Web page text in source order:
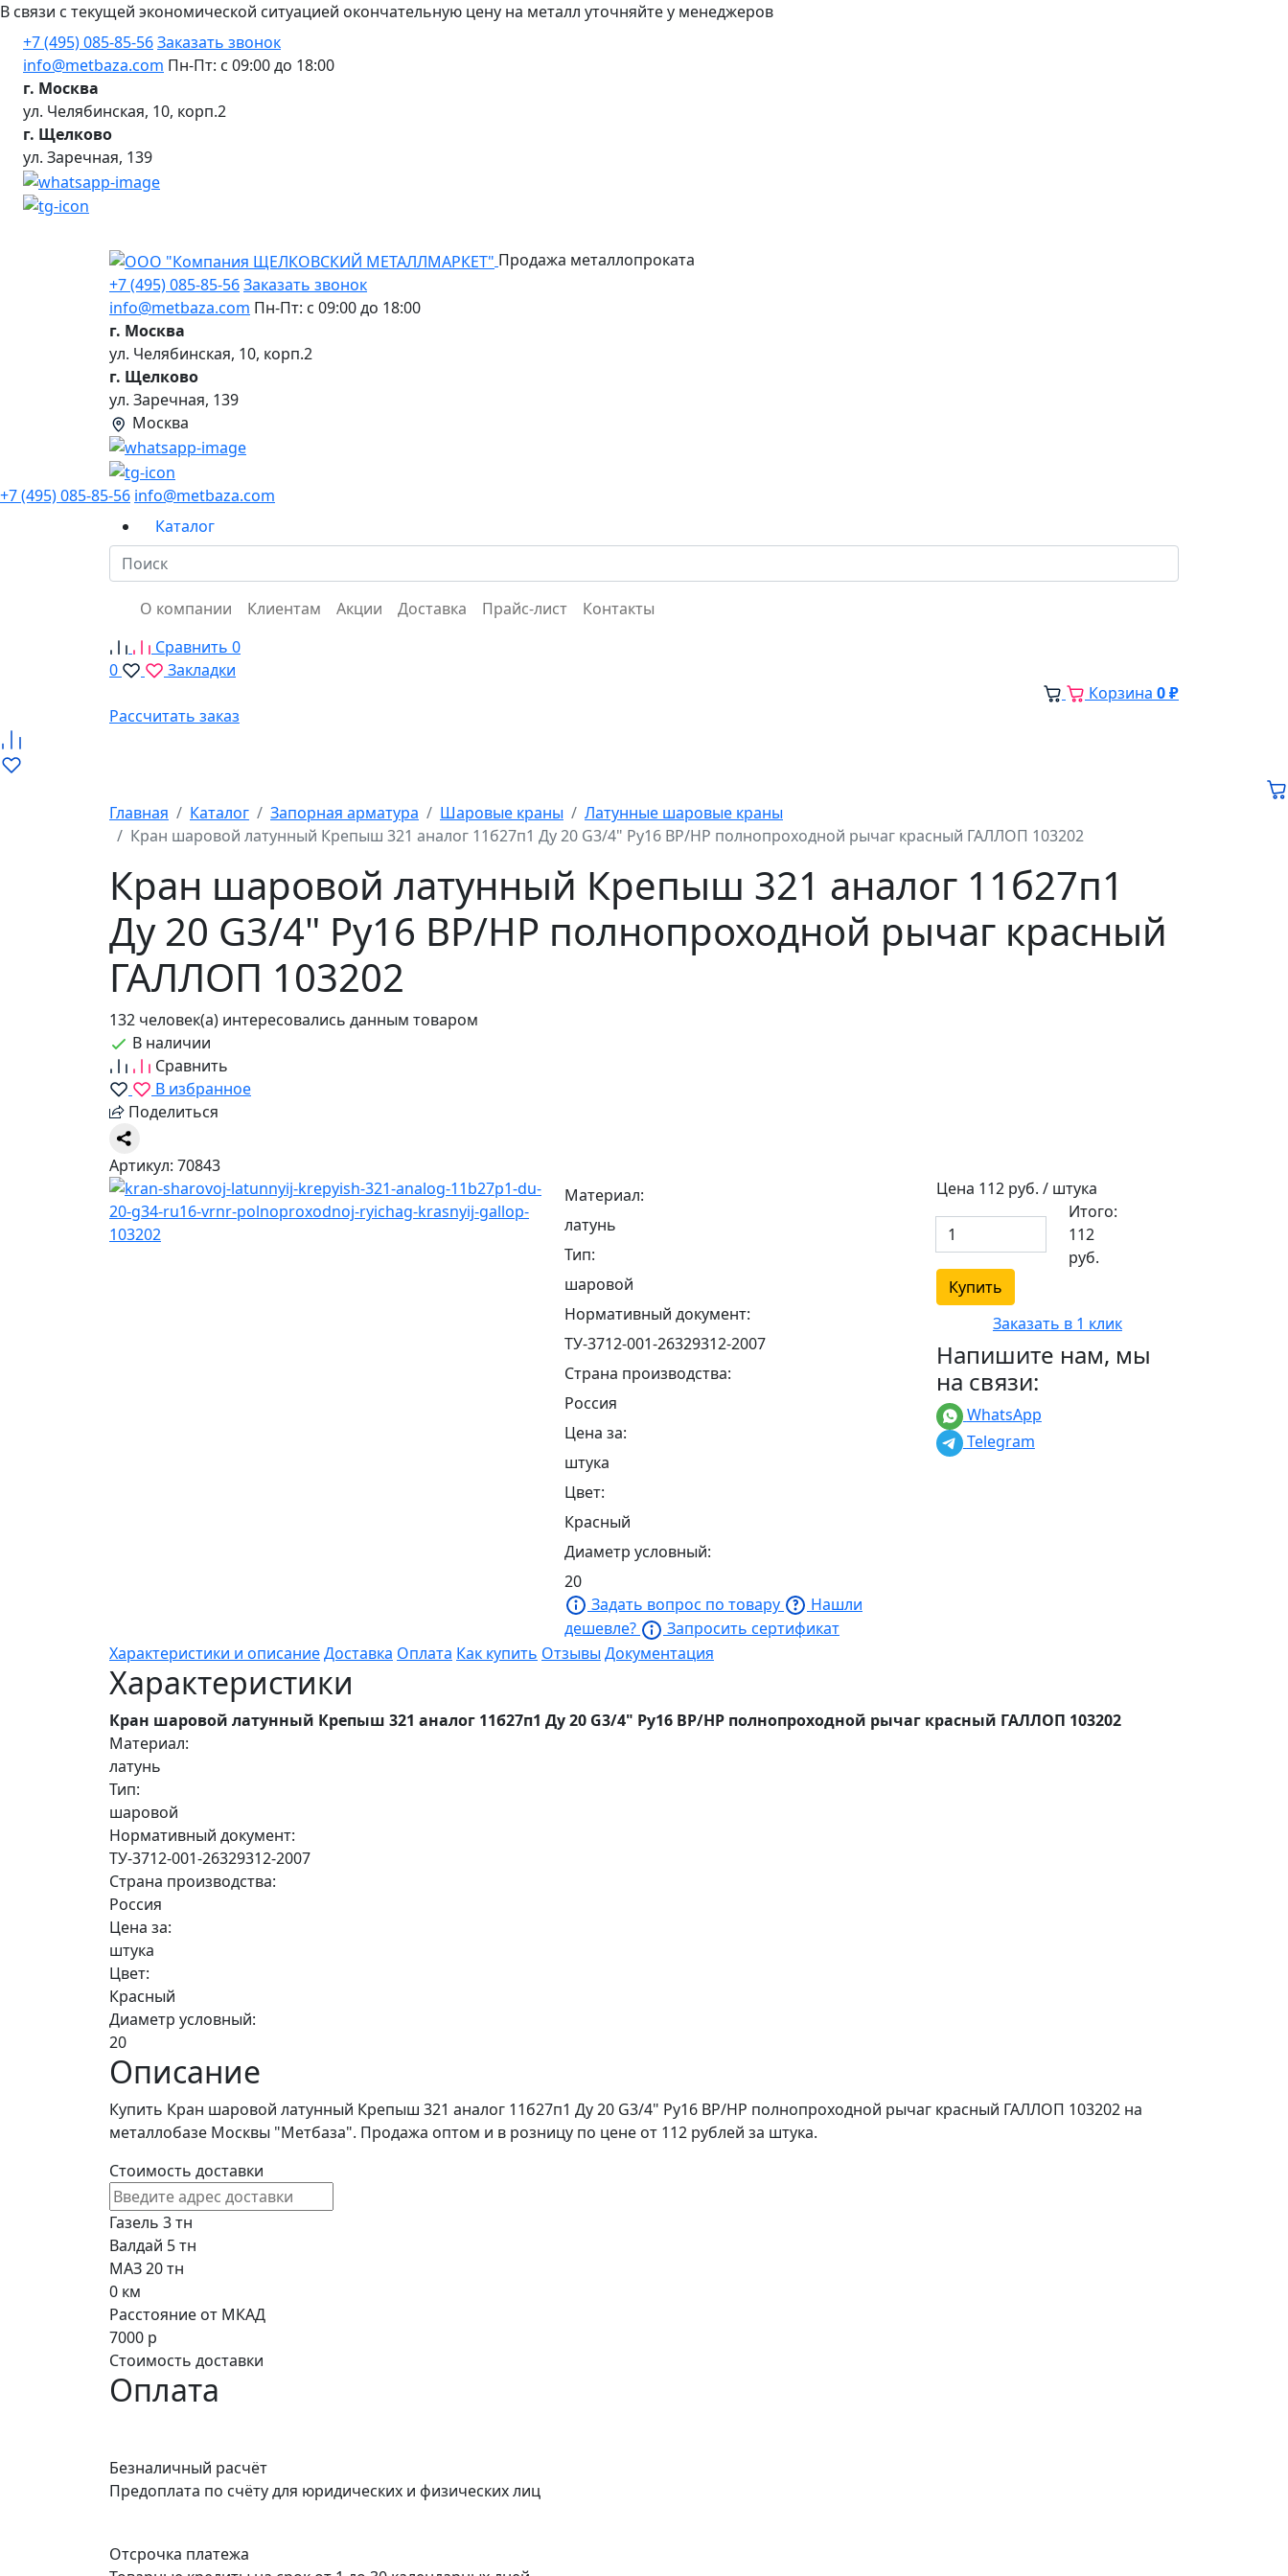
В связи с текущей экономической ситуацией окончательную цену на металл уточняйте у менеджеров
+7 (495) 085-85-56Заказать звонок
info@metbaza.com Пн-Пт: с 09:00 до 18:00
г. Москва
ул. Челябинская, 10, корп.2
г. Щелково
ул. Заречная, 139
Продажа металлопроката
+7 (495) 085-85-56Заказать звонок
info@metbaza.com Пн-Пт: с 09:00 до 18:00
г. Москва
ул. Челябинская, 10, корп.2
г. Щелково
ул. Заречная, 139
Москва
+7 (495) 085-85-56 info@metbaza.com
Каталог
О компании Клиентам Акции Доставка Прайс-лист
Контакты
Сравнить 0
0
Закладки
Корзина 0 ₽
Рассчитать заказ
Главная Каталог Запорная арматура Шаровые краны
Латунные шаровые краны
Кран шаровой латунный Крепыш 321 аналог 11б27п1 Ду 20 G3/4" Ру16 ВР/НР полнопроходной рычаг красный ГАЛЛОП 103202
Кран шаровой латунный Крепыш 321 аналог 11б27п1
Ду 20 G3/4" Ру16 ВР/НР полнопроходной рычаг красный
ГАЛЛОП 103202
132 человек(а) интересовались данным товаром
В наличии
Сравнить
В избранное
Поделиться
Артикул: 70843
Материал:
латунь
Тип:
шаровой
Нормативный документ:
ТУ-3712-001-26329312-2007
Страна производства:
Россия
Цена за:
штука
Цвет:
Красный
Диаметр условный:
20
Задать вопрос по товару
Нашли
дешевле?
Запросить сертификат
Цена 112 руб. / штука
Итого:
112
руб.
Купить
Заказать в 1 клик
Напишите нам, мы
на связи:
WhatsApp
Telegram
Характеристики и описаниеДоставка Оплата Как купить Отзывы Документация
Характеристики
Кран шаровой латунный Крепыш 321 аналог 11б27п1 Ду 20 G3/4" Ру16 ВР/НР полнопроходной рычаг красный ГАЛЛОП 103202
Материал:
латунь
Тип:
шаровой
Нормативный документ:
ТУ-3712-001-26329312-2007
Страна производства:
Россия
Цена за:
штука
Цвет:
Красный
Диаметр условный:
20
Описание
Купить Кран шаровой латунный Крепыш 321 аналог 11б27п1 Ду 20 G3/4" Ру16 ВР/НР полнопроходной рычаг красный ГАЛЛОП 103202 на
металлобазе Москвы "Метбаза". Продажа оптом и в розницу по цене от 112 рублей за штука.
Стоимость доставки
Газель 3 тн
Валдай 5 тн
МАЗ 20 тн
0 км
Расстояние от МКАД
7000 р
Стоимость доставки
Оплата
Безналичный расчёт
Предоплата по счёту для юридических и физических лиц
Отсрочка платежа